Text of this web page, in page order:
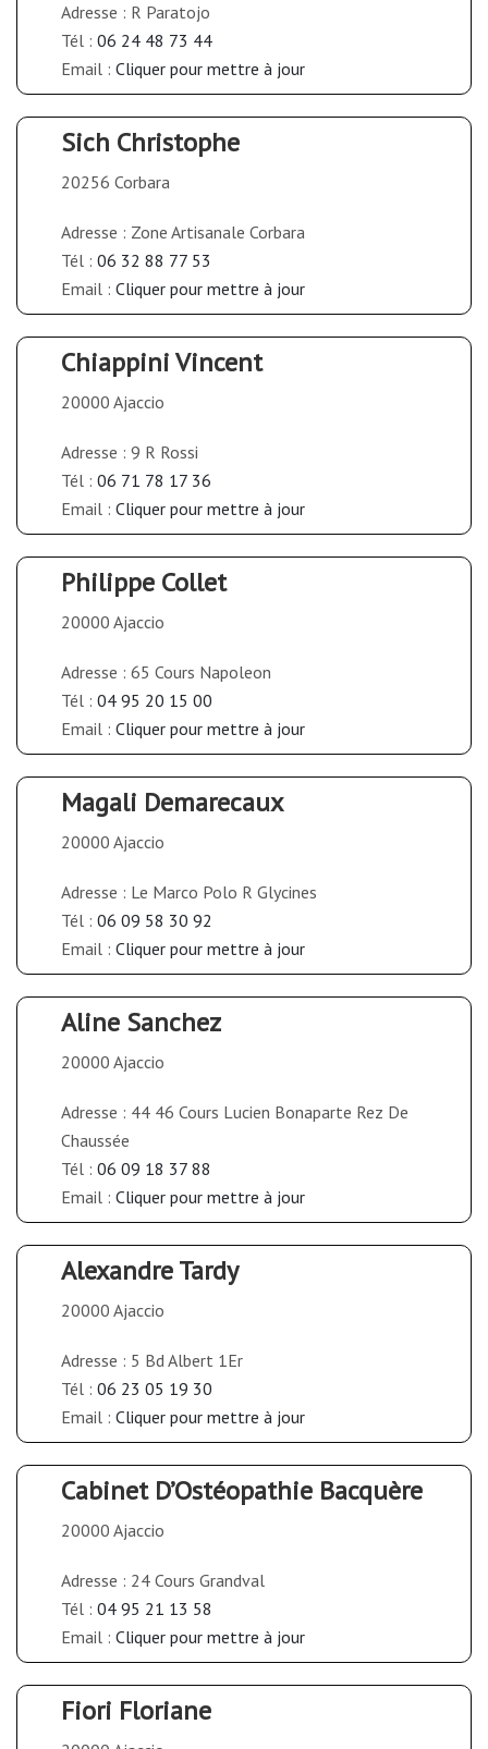
Adresse : R Paratojo
Tél : 06 24 48 73 44
Email : Cliquer pour mettre à jour
Sich Christophe
20256 Corbara
Adresse : Zone Artisanale Corbara
Tél : 06 32 88 77 53
Email : Cliquer pour mettre à jour
Chiappini Vincent
20000 Ajaccio
Adresse : 9 R Rossi
Tél : 06 71 78 17 36
Email : Cliquer pour mettre à jour
Philippe Collet
20000 Ajaccio
Adresse : 65 Cours Napoleon
Tél : 04 95 20 15 00
Email : Cliquer pour mettre à jour
Magali Demarecaux
20000 Ajaccio
Adresse : Le Marco Polo R Glycines
Tél : 06 09 58 30 92
Email : Cliquer pour mettre à jour
Aline Sanchez
20000 Ajaccio
Adresse : 44 46 Cours Lucien Bonaparte Rez De
Chaussée
Tél : 06 09 18 37 88
Email : Cliquer pour mettre à jour
Alexandre Tardy
20000 Ajaccio
Adresse : 5 Bd Albert 1Er
Tél : 06 23 05 19 30
Email : Cliquer pour mettre à jour
Cabinet D’Ostéopathie Bacquère
20000 Ajaccio
Adresse : 24 Cours Grandval
Tél : 04 95 21 13 58
Email : Cliquer pour mettre à jour
Fiori Floriane